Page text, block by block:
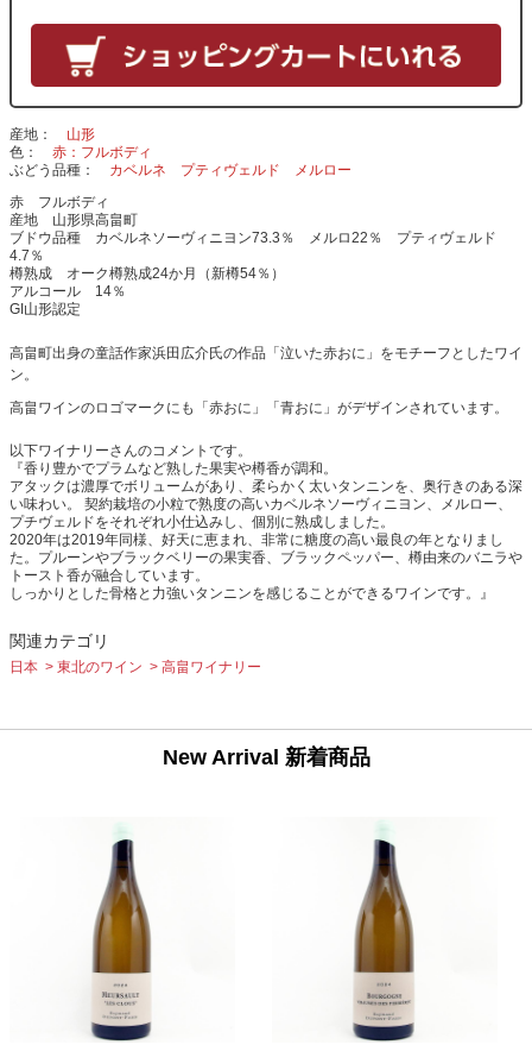
産地
山形
色
赤：フルボディ
ぶどう品種
カベルネ プティヴェルド
メルロー
赤 フルボディ
産地 山形県高畠町
ブドウ品種 カベルネソーヴィニヨン73.3％ メルロ22％ プティヴェルド
4.7％
樽熟成 オーク樽熟成24か月（新樽54％）
アルコール 14％
GI山形認定
高畠町出身の童話作家浜田広介氏の作品「泣いた赤おに」をモチーフとしたワイ
ン。
高畠ワインのロゴマークにも「赤おに」「青おに」がデザインされています。
以下ワイナリーさんのコメントです。
『香り豊かでプラムなど熟した果実や樽香が調和。
アタックは濃厚でボリュームがあり、柔らかく太いタンニンを、奥行きのある深
い味わい。 契約栽培の小粒で熟度の高いカベルネソーヴィニヨン、メルロー、
プチヴェルドをそれぞれ小仕込みし、個別に熟成しました。
2020年は2019年同様、好天に恵まれ、非常に糖度の高い最良の年となりまし
た。プルーンやブラックベリーの果実香、ブラックペッパー、樽由来のバニラや
トースト香が融合しています。
しっかりとした骨格と力強いタンニンを感じることができるワインです。』
関連カテゴリ
日本 東北のワイン 高畠ワイナリー
New Arrival 新着商品